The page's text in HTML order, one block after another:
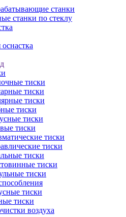
станки
станки по стеклу
тиски
тиски
тиски
тиски
тиски
тиски
тиски
тиски
тиски
тиски
тиски
тиски
тиски
воздуха